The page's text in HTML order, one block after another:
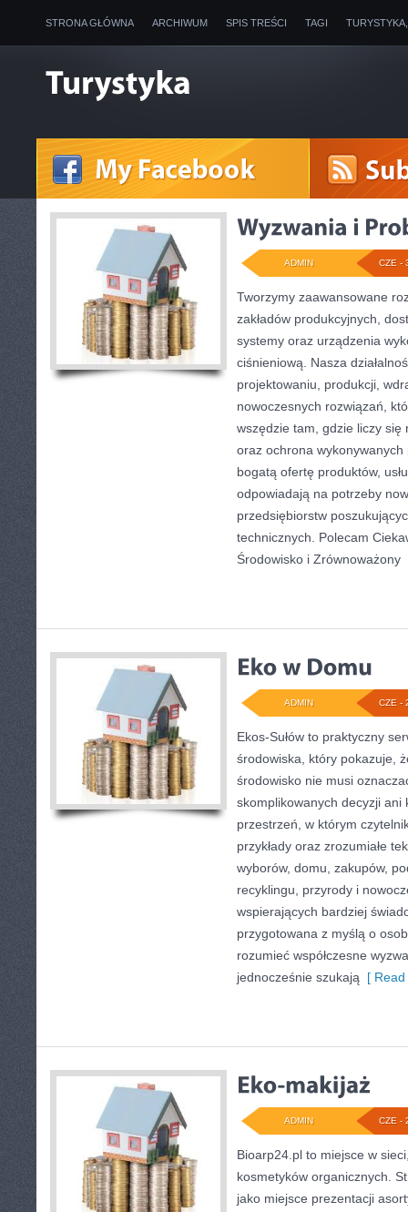
STRONA GŁÓWNA ARCHIWUM SPIS TREŚCI TAGI
CZE -
ADMIN
Tworzymy zaawansowane
zakładów produkcyjnych,
systemy oraz urządzenia
ciśnieniową. Nasza
projektowaniu, produkcji,
nowoczesnych rozwiązań,
wszędzie tam, gdzie liczy się
oraz ochrona
bogatą ofertę produktów,
odpowiadają na potrzeby
przedsiębiorstw
technicznych. Polecam
Środowisko i Zrównoważony
CZE -
ADMIN
Ekos-Sułów to praktyczny
środowiska, który pokazuje,
środowisko nie musi
skomplikowanych decyzji ani
przestrzeń, w którym
przykłady oraz zrozumiałe
wyborów, domu, zakupów,
recyklingu, przyrody i
wspierających bardziej
przygotowana z myślą o
rozumieć współczesne
jednocześnie szukają [
CZE -
ADMIN
Bioarp24.pl to miejsce w
kosmetyków organicznych.
jako miejsce prezentacji